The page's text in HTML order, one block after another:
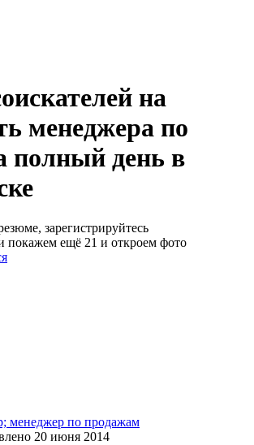
на
менеджера по
полный день в
зарегистрируйтесь
покажем ещё 21 и откроем фото
менеджер по продажам
20 июня 2014